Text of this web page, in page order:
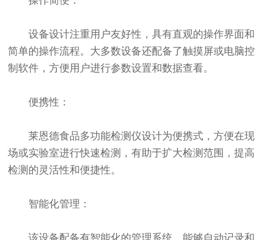
设备设计注重用户友好性，具有直观的操作界面和
简单的操作流程。大多数设备还配备了触摸屏或电脑控
制软件，方便用户进行参数设置和数据查看。
便携性：
莱恩德食品多功能检测仪设计为便携式，方便在现
场或实验室进行快速检测，有助于扩大检测范围，提高
检测的灵活性和便捷性。
智能化管理：